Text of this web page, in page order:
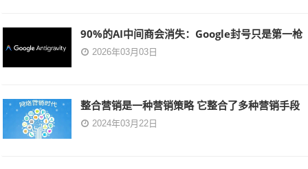
90%的AI中间商会消失：Google封号只是第一枪
2026年03月03日
整合营销是一种营销策略 它整合了多种营销手段
2024年03月22日